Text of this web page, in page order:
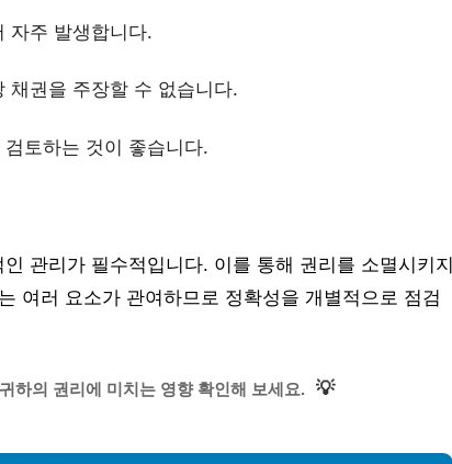
자주 발생합니다.
채권을 주장할 수 없습니다.
토하는 것이 좋습니다.
관리가 필수적입니다. 이를 통해 권리를 소멸시키지
여러 요소가 관여하므로 정확성을 개별적으로 점검
하의 권리에 미치는 영향 확인해 보세요. 💡